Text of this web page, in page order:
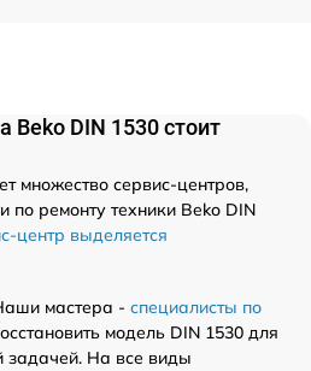
DIN 1530 стоит
множество сервис-центров,
по ремонту техники Beko DIN
центр выделяется
мастера - специалисты по
модель DIN 1530 для
задачей. На все виды